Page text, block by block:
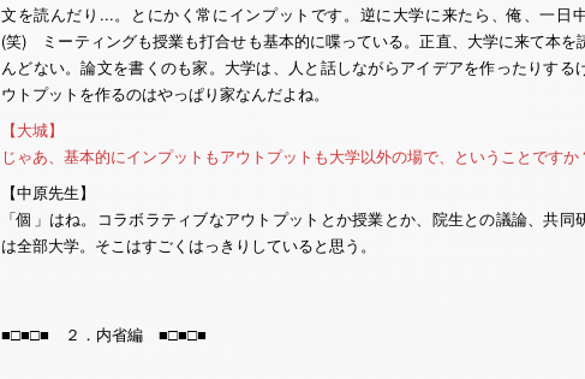
文を読んだり...。とにかく常にインプットです。逆に大学に来たら、俺、一日
(笑) ミーティングも授業も打合せも基本的に喋っている。正直、大学に来て本を
んどない。論文を書くのも家。大学は、人と話しながらアイデアを作ったりする
ウトプットを作るのはやっぱり家なんだよね。
【大城】
じゃあ、基本的にインプットもアウトプットも大学以外の場で、ということですか
【中原先生】
「個」はね。コラボラティブなアウトプットとか授業とか、院生との議論、共同
は全部大学。そこはすごくはっきりしていると思う。
■□■□■ ２．内省編 ■□■□■